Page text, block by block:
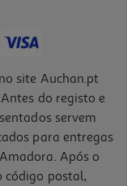
site Auchan.pt
do registo e
servem
para entregas
Após o
código postal,